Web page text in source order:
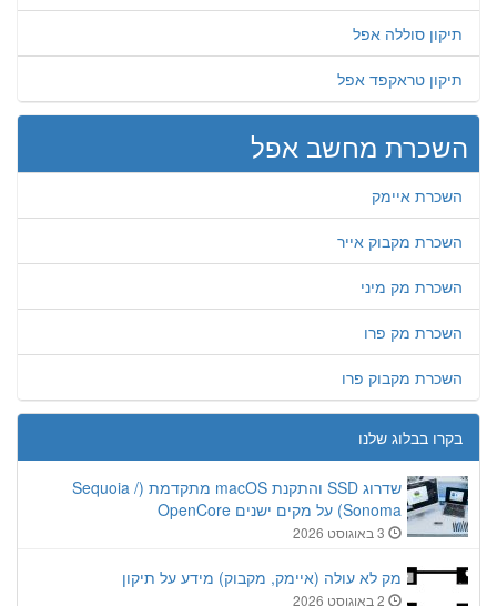
תיקון סוללה אפל
תיקון טראקפד אפל
השכרת מחשב אפל
השכרת איימק
השכרת מקבוק אייר
השכרת מק מיני
השכרת מק פרו
השכרת מקבוק פרו
בקרו בבלוג שלנו
שדרוג SSD והתקנת macOS מתקדמת (Sequoia /
Sonoma) על מקים ישנים OpenCore
מק לא עולה (איימק, מקבוק) מידע על תיקון